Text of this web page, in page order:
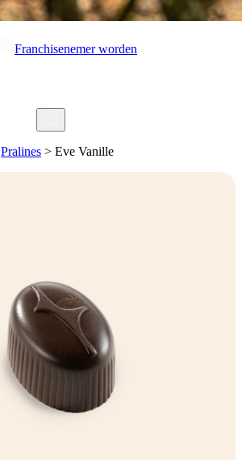
Franchisenemer worden
Pralines > Eve Vanille